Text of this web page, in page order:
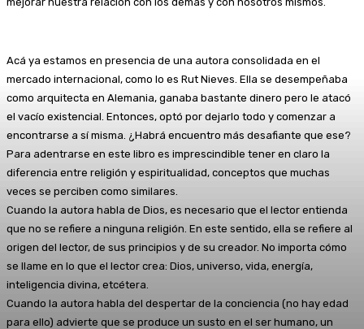
Acá ya estamos en presencia de una autora consolidada en el
mercado internacional, como lo es Rut Nieves. Ella se desempeñaba
como arquitecta en Alemania, ganaba bastante dinero pero le atacó
el vacío existencial. Entonces, optó por dejarlo todo y comenzar a
encontrarse a sí misma. ¿Habrá encuentro más desafiante que ese?
Para adentrarse en este libro es imprescindible tener en claro la
diferencia entre religión y espiritualidad, conceptos que muchas
veces se perciben como similares.
Cuando la autora habla de Dios, es necesario que el lector entienda
que no se refiere a ninguna religión. En este sentido, ella se refiere al
origen del lector, de sus principios y de su creador. No importa cómo
se llame en lo que el lector crea: Dios, universo, vida, energía,
inteligencia divina, etcétera.
Cuando la autora habla del despertar de la conciencia (no hay edad
para ello) advierte que se produce un susto en el ser humano, un